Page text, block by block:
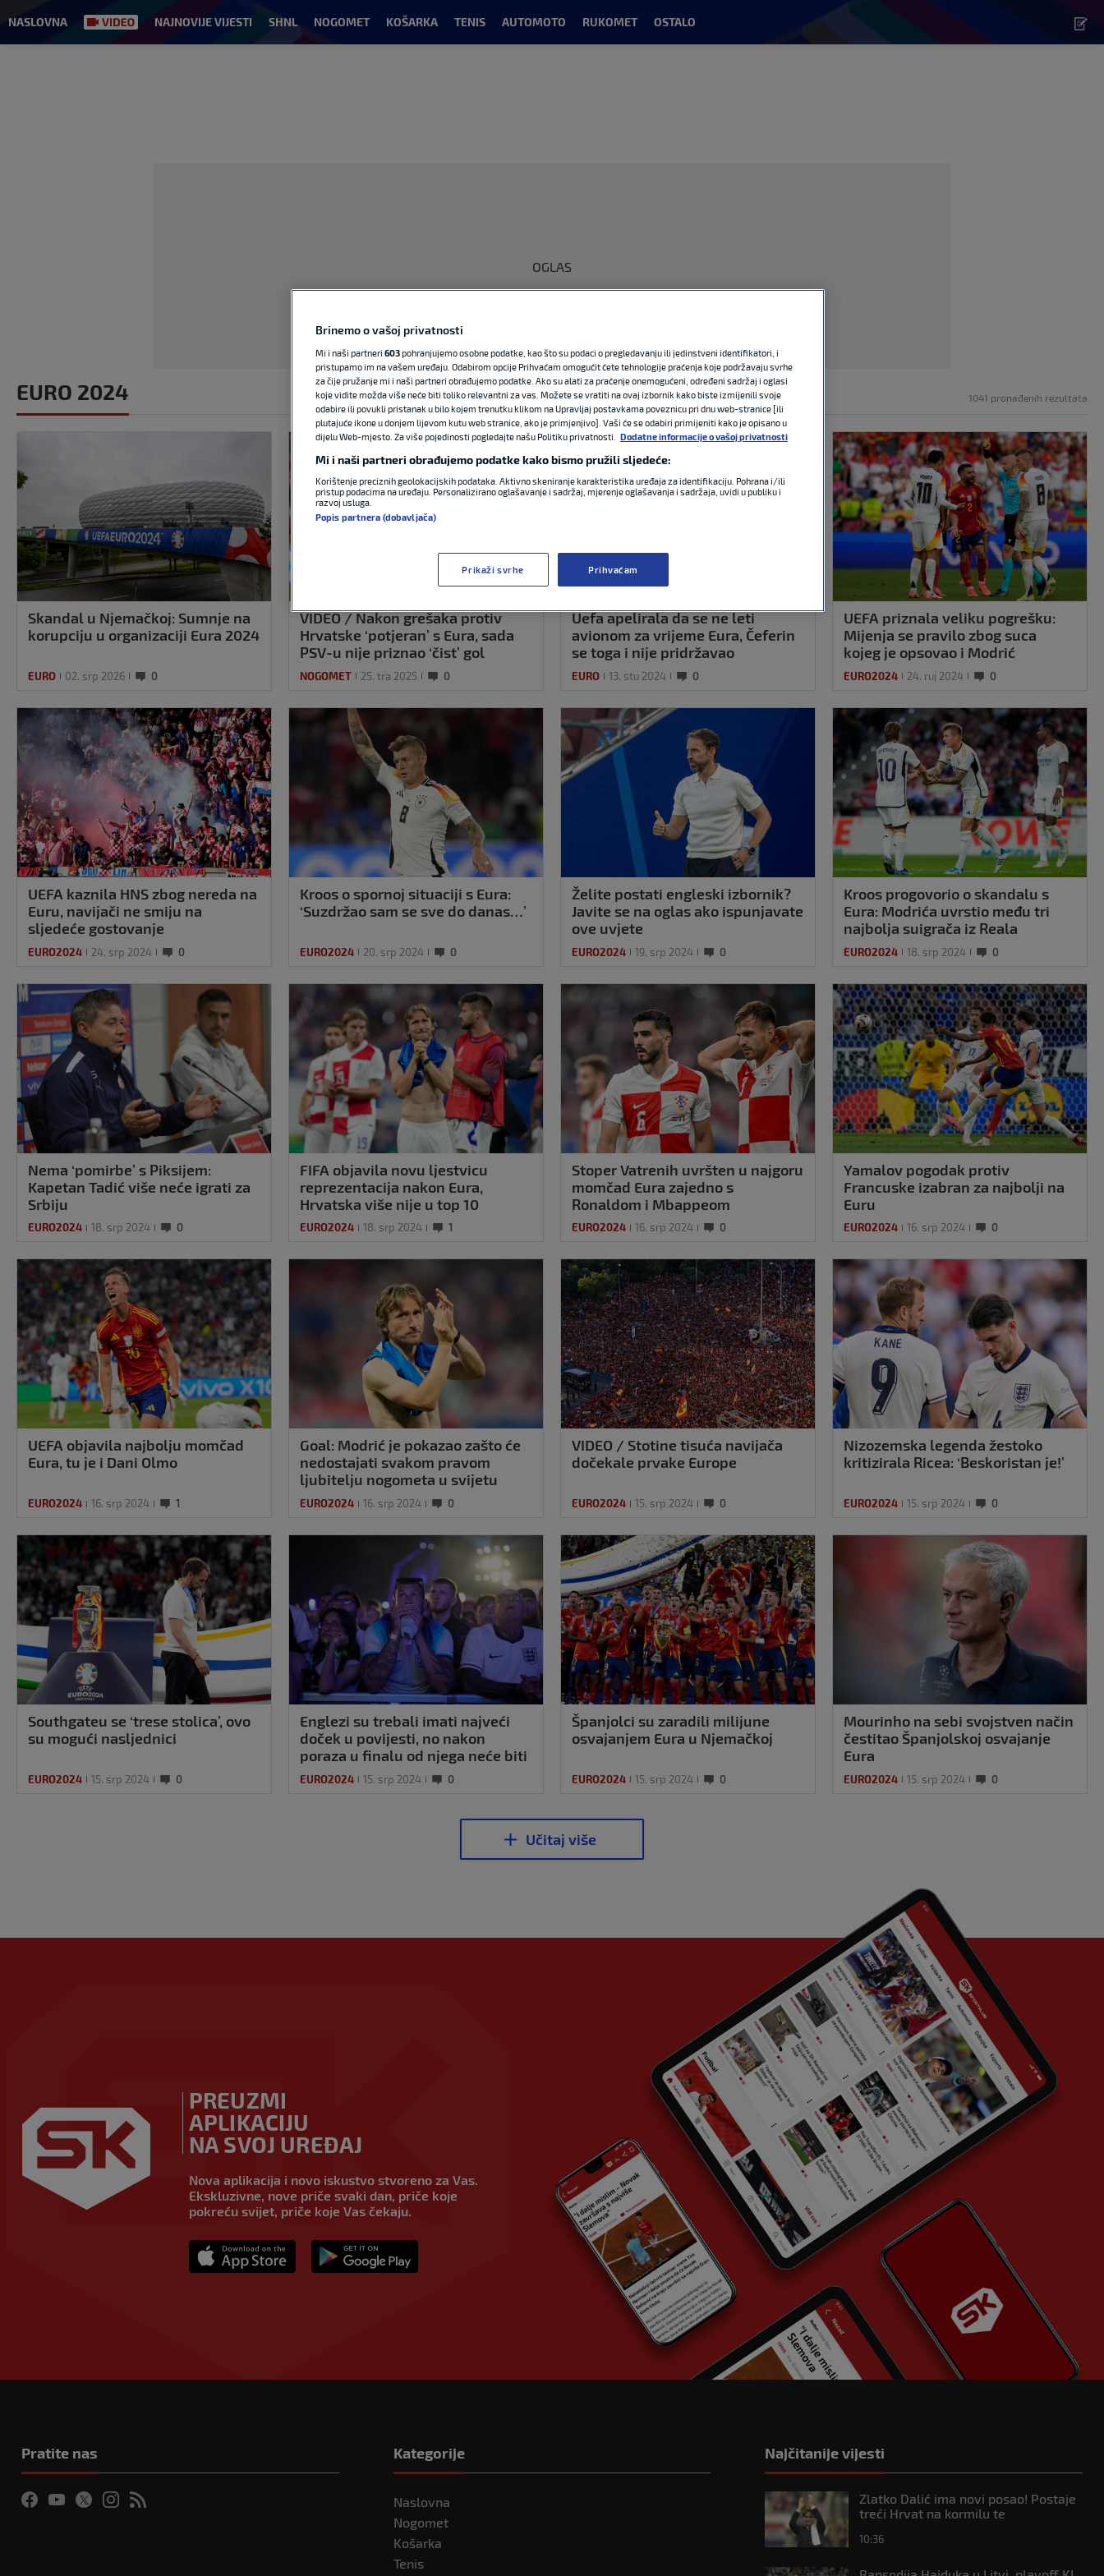
NASLOVNA NAJNOVIJE VIJESTI SHNL NOGOMET KOŠARKA TENIS AUTOMOTO RUKOMET OSTALO
OGLAS
EURO 2024 1041 pronađenih rezultata
Skandal u Njemačkoj: Sumnje na
korupciju u organizaciji Eura 2024
EURO 02. srp 2026 0
VIDEO / Nakon grešaka protiv
Hrvatske ‘potjeran’ s Eura, sada
PSV-u nije priznao ‘čist’ gol
NOGOMET 25. tra 2025 0
Uefa apelirala da se ne leti
avionom za vrijeme Eura, Čeferin
se toga i nije pridržavao
EURO 13. stu 2024 0
UEFA priznala veliku pogrešku:
Mijenja se pravilo zbog suca
kojeg je opsovao i Modrić
EURO2024 24. ruj 2024 0
UEFA kaznila HNS zbog nereda na
Euru, navijači ne smiju na
sljedeće gostovanje
EURO2024 24. srp 2024 0
Kroos o spornoj situaciji s Eura:
‘Suzdržao sam se sve do danas…’
EURO2024 20. srp 2024 0
Želite postati engleski izbornik?
Javite se na oglas ako ispunjavate
ove uvjete
EURO2024 19. srp 2024 0
Kroos progovorio o skandalu s
Eura: Modrića uvrstio među tri
najbolja suigrača iz Reala
EURO2024 18. srp 2024 0
Nema ‘pomirbe’ s Piksijem:
Kapetan Tadić više neće igrati za
Srbiju
EURO2024 18. srp 2024 0
FIFA objavila novu ljestvicu
reprezentacija nakon Eura,
Hrvatska više nije u top 10
EURO2024 18. srp 2024 1
Stoper Vatrenih uvršten u najgoru
momčad Eura zajedno s
Ronaldom i Mbappeom
EURO2024 16. srp 2024 0
Yamalov pogodak protiv
Francuske izabran za najbolji na
Euru
EURO2024 16. srp 2024 0
UEFA objavila najbolju momčad
Eura, tu je i Dani Olmo
EURO2024 16. srp 2024 1
Goal: Modrić je pokazao zašto će
nedostajati svakom pravom
ljubitelju nogometa u svijetu
EURO2024 16. srp 2024 0
VIDEO / Stotine tisuća navijača
dočekale prvake Europe
EURO2024 15. srp 2024 0
Nizozemska legenda žestoko
kritizirala Ricea: ‘Beskoristan je!’
EURO2024 15. srp 2024 0
Southgateu se ‘trese stolica’, ovo
su mogući nasljednici
EURO2024 15. srp 2024 0
Englezi su trebali imati najveći
doček u povijesti, no nakon
poraza u finalu od njega neće biti
– ništa
EURO2024 15. srp 2024 0
Španjolci su zaradili milijune
osvajanjem Eura u Njemačkoj
EURO2024 15. srp 2024 0
Mourinho na sebi svojstven način
čestitao Španjolskoj osvajanje
Eura
EURO2024 15. srp 2024 0
PREUZMI
APLIKACIJU
NA SVOJ UREĐAJ
Nova aplikacija i novo iskustvo stvoreno za Vas.
Ekskluzivne, nove priče svaki dan, priče koje
pokreću svijet, priče koje Vas čekaju.
Pratite nas Kategorije
Naslovna
Nogomet
Košarka
Tenis
Najčitanije vijesti
Zlatko Dalić ima novi posao! Postaje
treći Hrvat na kormilu te
10:36
Brinemo o vašoj privatnosti
Mi i naši partneri 603pohranjujemo osobne podatke, kao što su podaci o pregledavanju ili jedinstveni identifikatori, i
pristupamo im na vašem uređaju. Odabirom opcije Prihvaćam omogućit ćete tehnologije praćenja koje podržavaju svrhe
za čije pružanje mi i naši partneri obrađujemo podatke. Ako su alati za praćenje onemogućeni, određeni sadržaj i oglasi
koje vidite možda više neće biti toliko relevantni za vas. Možete se vratiti na ovaj izbornik kako biste izmijenili svoje
odabire ili povukli pristanak u bilo kojem trenutku klikom na Upravljaj postavkama poveznicu pri dnu web-stranice [ili
plutajuće ikone u donjem lijevom kutu web stranice, ako je primjenjivo]. Vaši će se odabiri primijeniti kako je opisano u
dijelu Web-mjesto. Za više pojedinosti pogledajte našu Politiku privatnosti.
Dodatne informacije o vašoj privatnosti
Mi i naši partneri obrađujemo podatke kako bismo pružili sljedeće:
Korištenje preciznih geolokacijskih podataka. Aktivno skeniranje karakteristika uređaja za identifikaciju. Pohrana i/ili
pristup podacima na uređaju. Personalizirano oglašavanje i sadržaj, mjerenje oglašavanja i sadržaja, uvidi u publiku i
razvoj usluga.
Popis partnera (dobavljača)
Prikaži svrhe Prihvaćam